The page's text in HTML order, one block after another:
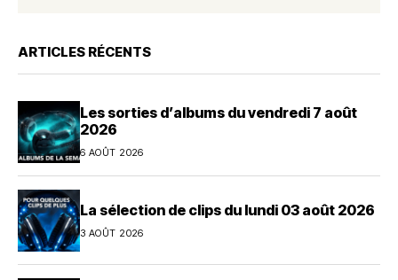
ARTICLES RÉCENTS
Les sorties d’albums du vendredi 7 août
2026
6 AOÛT 2026
La sélection de clips du lundi 03 août 2026
3 AOÛT 2026